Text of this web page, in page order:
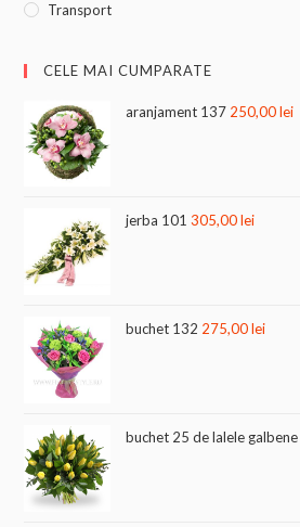
Transport
CELE MAI CUMPARATE
aranjament 137 250,00lei
jerba 101 305,00lei
buchet 132 275,00lei
buchet 25 de lalele galbene